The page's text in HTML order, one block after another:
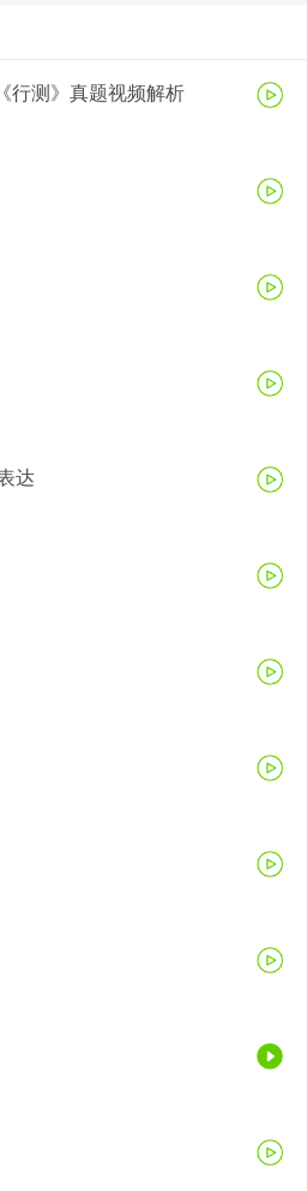
行测》真题视频解析
达